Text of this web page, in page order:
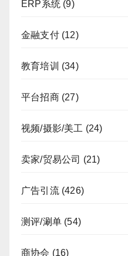
ERP系统 (9)
金融支付(12)
教育培训 (34)
平台招商(27)
视频/摄影/美工 (24)
卖家/贸易公司 (21)
广告引流(426)
测评/涮单 (54)
商协会 (16)